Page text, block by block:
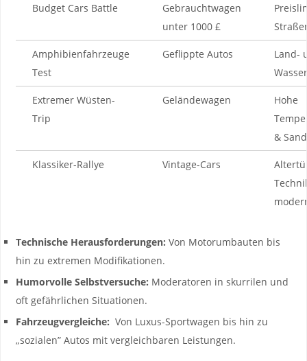
Budget Cars Battle
Gebrauchtwagen
unter⁤ 1000 £
Amphibienfahrzeuge
Test
Geflippte ⁤Autos
Land-
Extremer ​Wüsten-
Trip
Geländewagen
Hohe
&
Klassiker-Rallye Vintage-Cars
Technische‌ Herausforderungen: Von Motorumbauten bis⁢
hin​ zu ⁣extremen ⁣Modifikationen.
Humorvolle​ Selbstversuche: Moderatoren in skurrilen und
oft gefährlichen Situationen.
Fahrzeugvergleiche: ⁢ Von Luxus-Sportwagen ⁢bis‍ hin⁣ zu
„sozialen”‌ Autos​ mit vergleichbaren Leistungen.